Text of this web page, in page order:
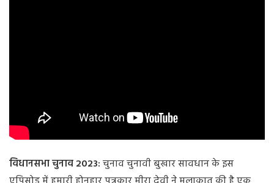
विधानसभा चुनाव 2023:चुनाव चुनावी बुखार सावधान के इस